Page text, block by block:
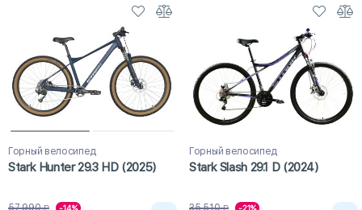
Горный велосипед
Stark Hunter 29.3 HD (2025)
57 990 -14%
Горный велосипед
Stark Slash 29.1 D (2024)
35 510 -21%